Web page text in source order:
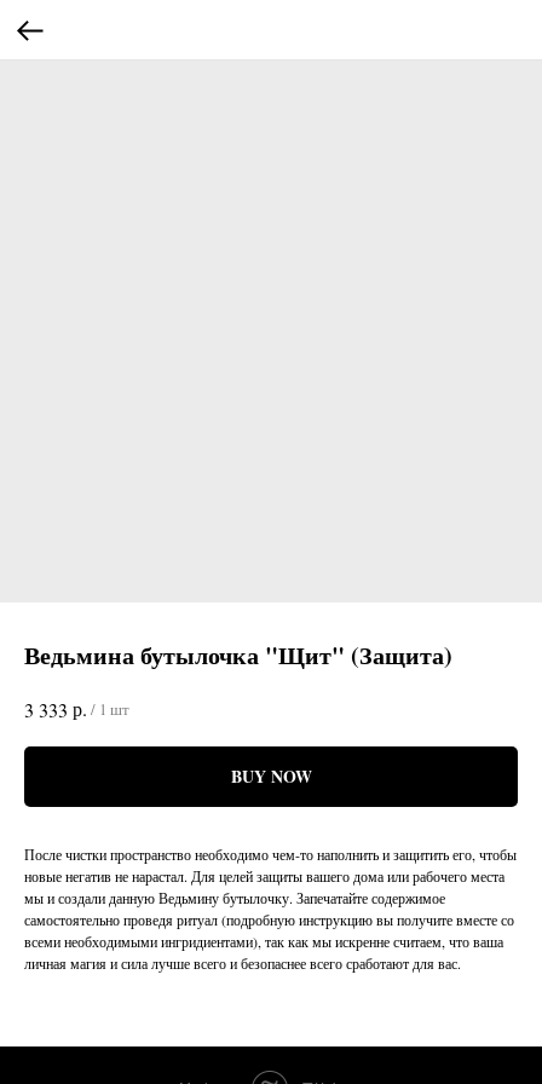
Ведьмина бутылочка "Щит" (Защита)
3 333 р. / 1 шт
BUY NOW
После чистки пространство необходимо чем-то наполнить и защитить его, чтобы
новые негатив не нарастал. Для целей защиты вашего дома или рабочего места
мы и создали данную Ведьмину бутылочку. Запечатайте содержимое
самостоятельно проведя ритуал (подробную инструкцию вы получите вместе со
всеми необходимыми ингридиентами), так как мы искренне считаем, что ваша
личная магия и сила лучше всего и безопаснее всего сработают для вас.